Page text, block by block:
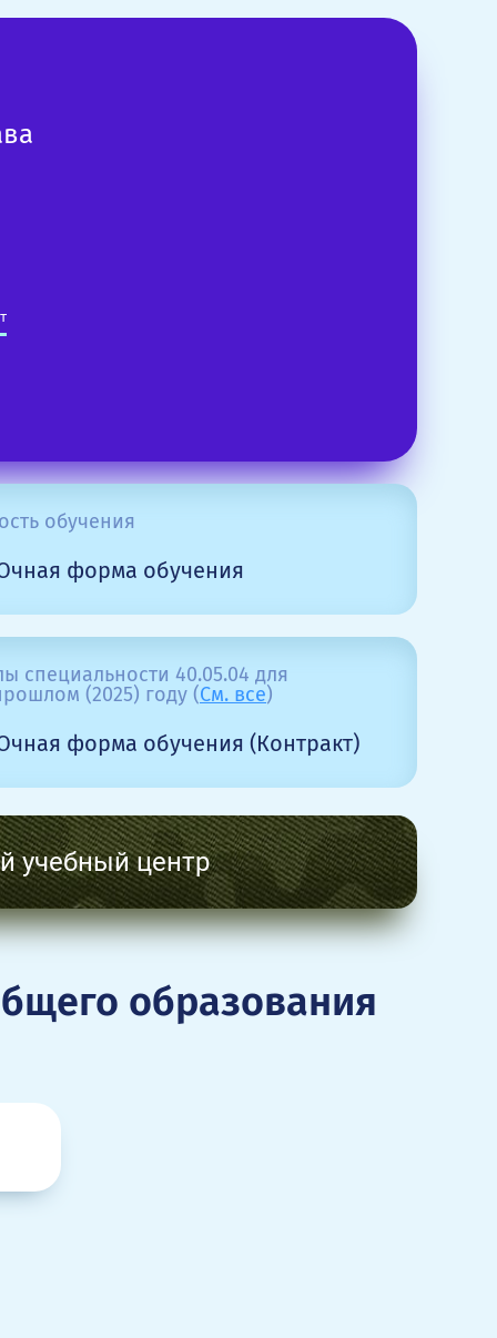
обучения
форма обучения
специальности 40.05.04 для
(2025) году (См. все)
форма обучения (Контракт)
учебный центр
образования